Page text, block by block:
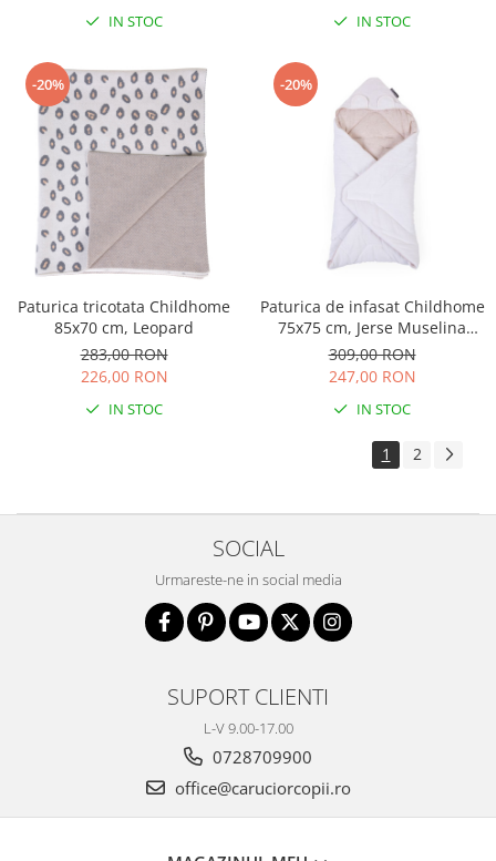
IN STOC IN STOC
-20%
Paturica tricotata Childhome
85x70 cm, Leopard
283,00 RON
226,00 RON
IN STOC
-20%
Paturica de infasat Childhome
75x75 cm, Jerse Muselina
Teddy
309,00 RON
247,00 RON
IN STOC
1 2
SOCIAL
Urmareste-ne in social media
SUPORT CLIENTI
L-V 9.00-17.00
0728709900
office@caruciorcopii.ro